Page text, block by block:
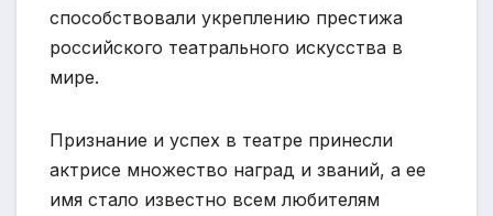
способствовали укреплению престижа
российского театрального искусства в
мире.
Признание и успех в театре принесли
актрисе множество наград и званий, а ее
имя стало известно всем любителям